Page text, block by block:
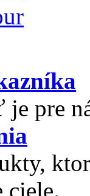
je pre
ciele.